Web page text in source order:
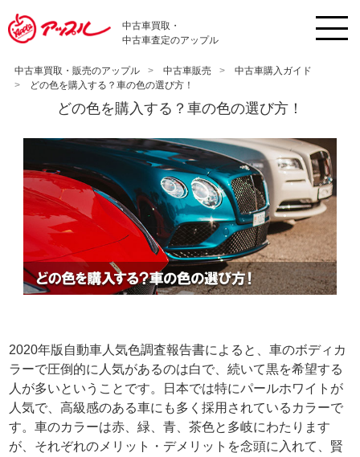
中古車買取・
中古車査定のアップル
中古車買取・販売のアップル 中古車販売
中古車購入ガイド
どの色を購入する？車の色の選び方！
どの色を購入する？車の色の選び方！
2020年版自動車人気色調査報告書によると、車のボディカ
ラーで圧倒的に人気があるのは白で、続いて黒を希望する
人が多いということです。日本では特にパールホワイトが
人気で、高級感のある車にも多く採用されているカラーで
す。車のカラーは赤、緑、青、茶色と多岐にわたります
が、それぞれのメリット・デメリットを念頭に入れて、賢